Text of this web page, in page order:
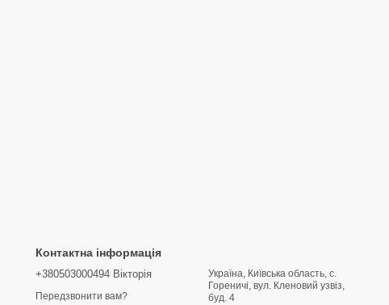
Контактна інформація
+380503000494 Вікторія
Передзвонити вам?
Україна, Київська область, с.
Гореничі, вул. Кленовий узвіз,
буд. 4